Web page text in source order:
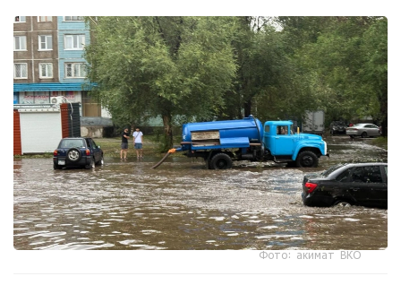
Фото: акимат ВКО